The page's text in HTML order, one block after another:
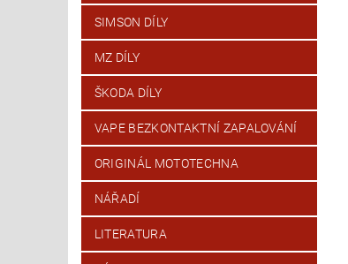
SIMSON DÍLY
MZ DÍLY
ŠKODA DÍLY
VAPE BEZKONTAKTNÍ ZAPALOVÁNÍ
ORIGINÁL MOTOTECHNA
NÁŘADÍ
LITERATURA